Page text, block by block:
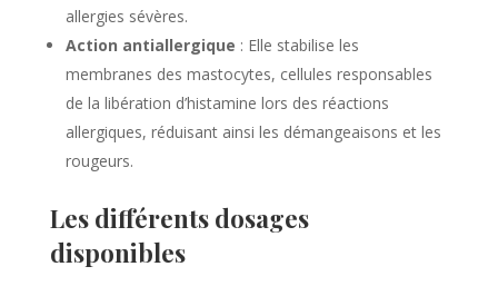
allergies sévères.
Action antiallergique : Elle stabilise les
membranes des mastocytes, cellules responsables
de la libération d’histamine lors des réactions
allergiques, réduisant ainsi les démangeaisons et les
rougeurs.
Les différents dosages
disponibles